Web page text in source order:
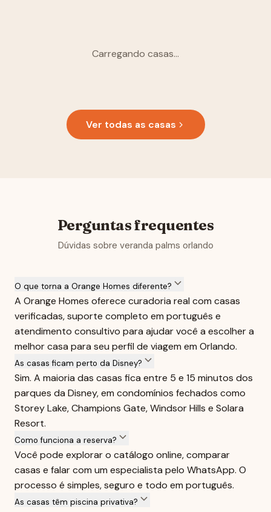
Carregando casas...
Ver todas as casas
Perguntas frequentes
Dúvidas sobre veranda palms orlando
O que torna a Orange Homes diferente?
A Orange Homes oferece curadoria real com casas
verificadas, suporte completo em português e
atendimento consultivo para ajudar você a escolher a
melhor casa para seu perfil de viagem em Orlando.
As casas ficam perto da Disney?
Sim. A maioria das casas fica entre 5 e 15 minutos dos
parques da Disney, em condomínios fechados como
Storey Lake, Champions Gate, Windsor Hills e Solara
Resort.
Como funciona a reserva?
Você pode explorar o catálogo online, comparar
casas e falar com um especialista pelo WhatsApp. O
processo é simples, seguro e todo em português.
As casas têm piscina privativa?